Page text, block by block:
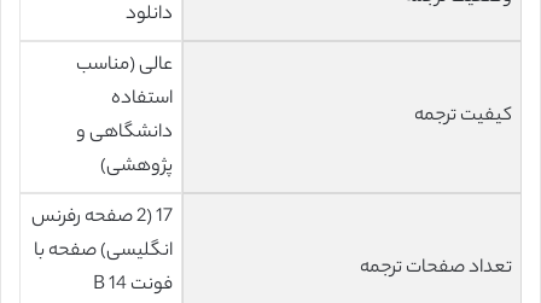
دانلود
کیفیت ترجمه
عالی (مناسب
استفاده
دانشگاهی و
پژوهشی)
تعداد صفحات ترجمه
17 (2 صفحه رفرنس
انگلیسی) صفحه با
فونت 14 B